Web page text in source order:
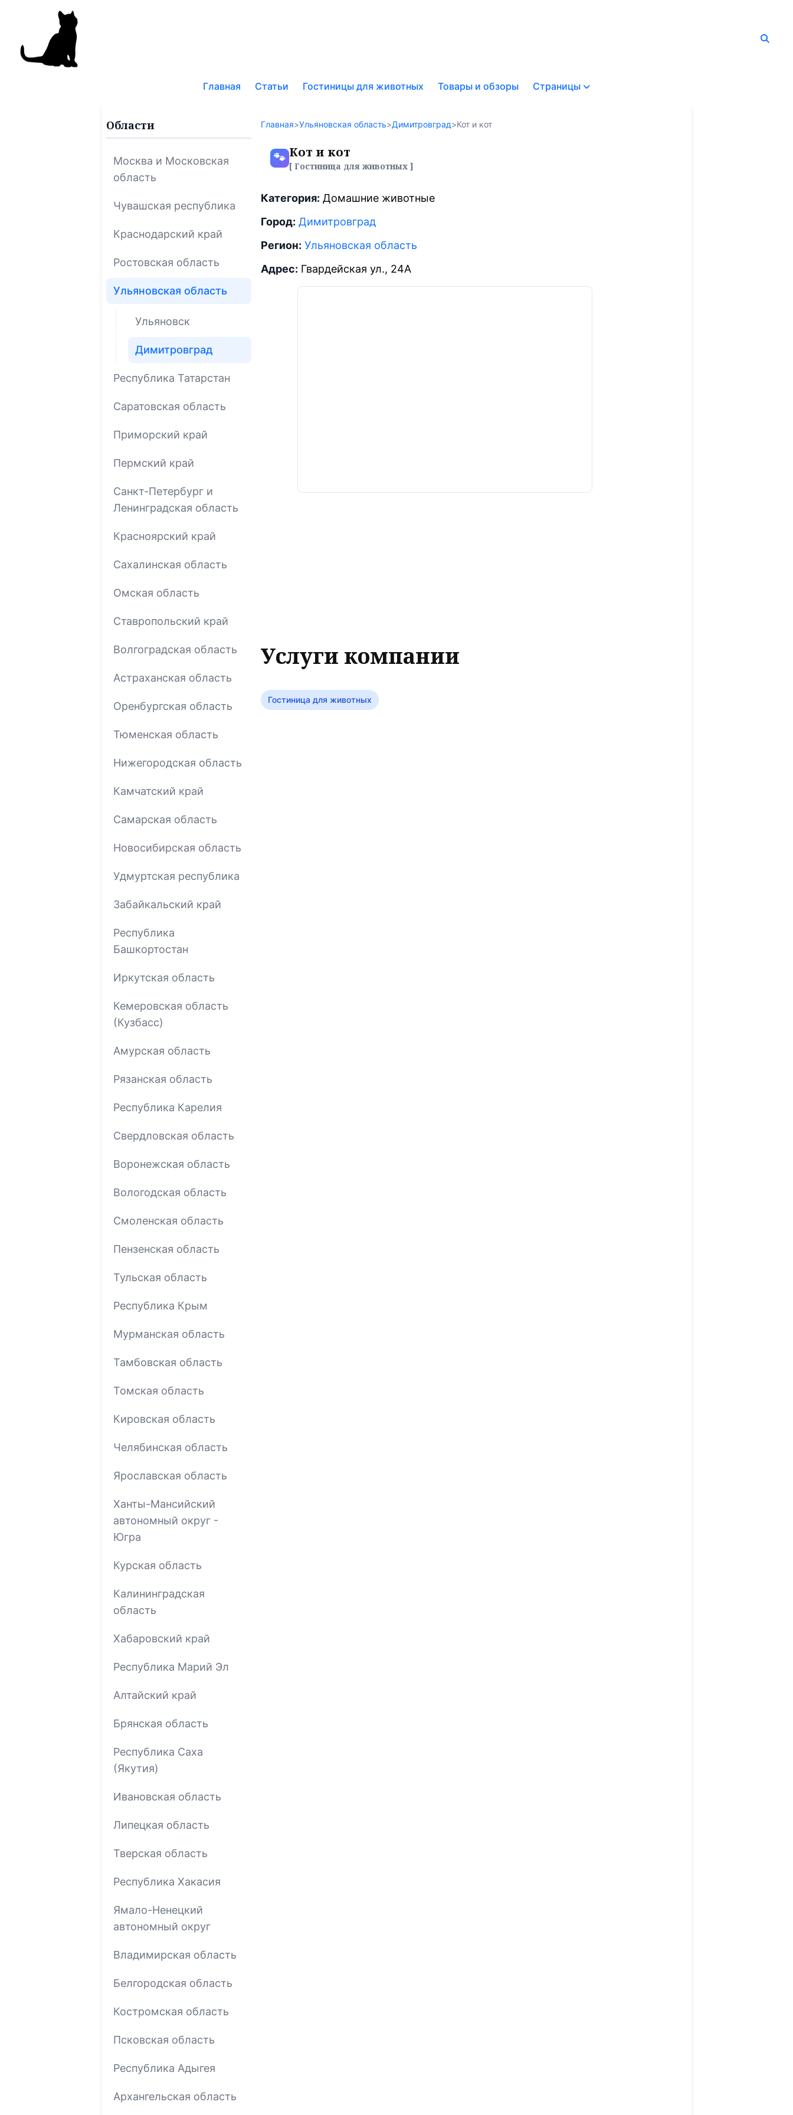
Главная Статьи Гостиницы для животных Товары и обзоры Страницы
по
Области
Москва и Московская
область
Чувашская республика
Краснодарский край
Ростовская область
Ульяновская область
Ульяновск
Димитровград
Республика Татарстан
Саратовская область
Приморский край
Пермский край
Санкт-Петербург и
Ленинградская область
Красноярский край
Сахалинская область
Омская область
Ставропольский край
Волгоградская область
Астраханская область
Оренбургская область
Тюменская область
Нижегородская область
Камчатский край
Самарская область
Новосибирская область
Удмуртская республика
Забайкальский край
Республика
Башкортостан
Иркутская область
Кемеровская область
(Кузбасс)
Амурская область
Рязанская область
Республика Карелия
Свердловская область
Воронежская область
Вологодская область
Смоленская область
Пензенская область
Тульская область
Республика Крым
Мурманская область
Тамбовская область
Томская область
Кировская область
Челябинская область
Ярославская область
Ханты-Мансийский
автономный округ -
Югра
Курская область
Калининградская
область
Хабаровский край
Республика Марий Эл
Алтайский край
Брянская область
Республика Саха
(Якутия)
Ивановская область
Липецкая область
Тверская область
Республика Хакасия
Ямало-Ненецкий
автономный округ
Владимирская область
Белгородская область
Костромская область
Псковская область
Республика Адыгея
Архангельская область
Главная>Ульяновская область>Димитровград>Кот и кот
🐾 Кот и кот
[ Гостиница для животных ]
Категория: Домашние животные
Город: Димитровград
Регион: Ульяновская область
Адрес: Гвардейская ул., 24А
Услуги компании
Гостиница для животных